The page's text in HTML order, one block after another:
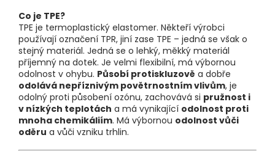
Co je TPE?
TPE je termoplastický elastomer. Někteří výrobci
používají označení TPR, jiní zase TPE – jedná se však o
stejný materiál. Jedná se o lehký, měkký materiál
příjemný na dotek. Je velmi flexibilní, má výbornou
odolnost v ohybu. Působí protiskluzově a dobře
odolává nepříznivým povětrnostním vlivům, je
odolný proti působení ozónu, zachovává si pružnost i
v nízkých teplotách a má vynikající odolnost proti
mnoha chemikáliím. Má výbornou odolnost vůči
oděru a vůči vzniku trhlin.